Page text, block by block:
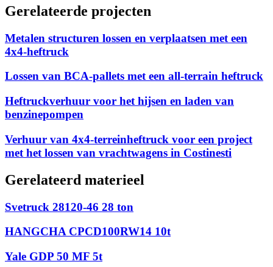
Gerelateerde projecten
Metalen structuren lossen en verplaatsen met een
4x4-heftruck
Lossen van BCA-pallets met een all-terrain heftruck
Heftruckverhuur voor het hijsen en laden van
benzinepompen
Verhuur van 4x4-terreinheftruck voor een project
met het lossen van vrachtwagens in Costinesti
Gerelateerd materieel
Svetruck 28120-46 28 ton
HANGCHA CPCD100RW14 10t
Yale GDP 50 MF 5t